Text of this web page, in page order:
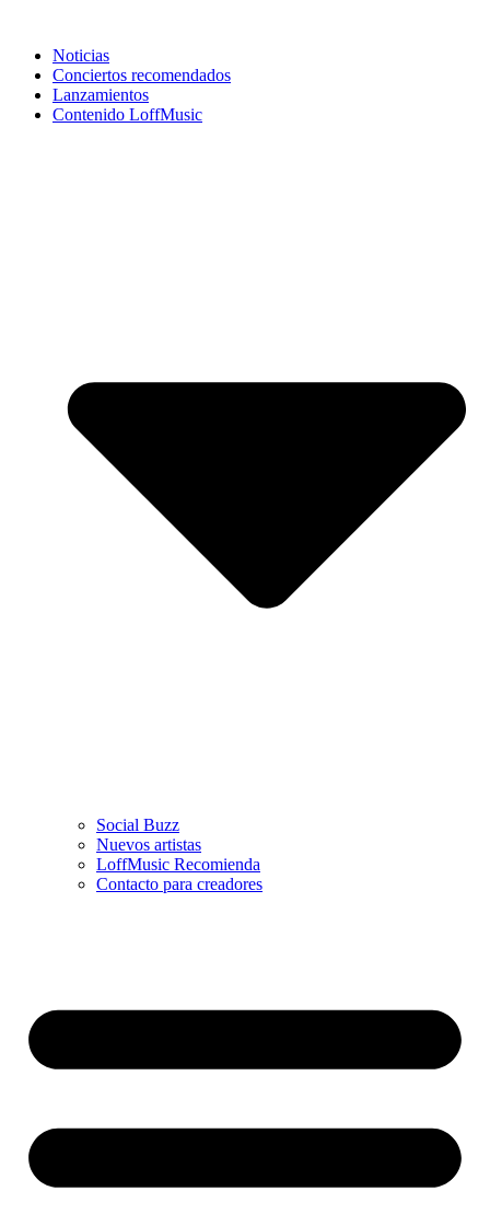
Noticias
Conciertos recomendados
Lanzamientos
Contenido LoffMusic
Social Buzz
Nuevos artistas
LoffMusic Recomienda
Contacto para creadores